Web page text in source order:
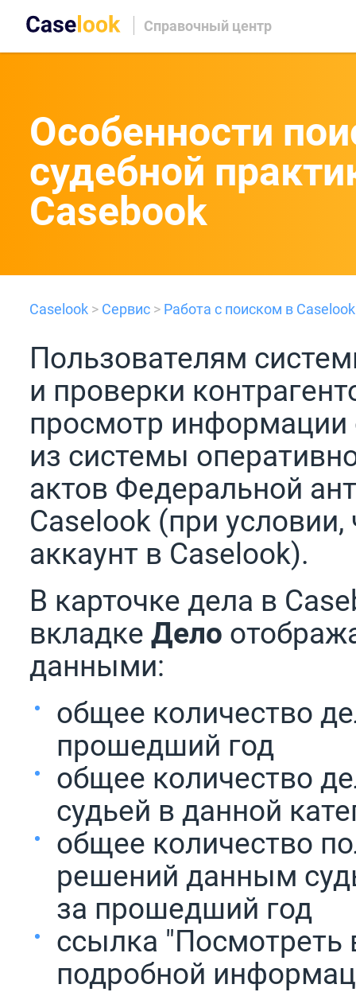
Справочный центр
Особенности
судебной
Casebook
Caselook > Сервис > Работа с поиском в Caselook
Пользователям
и проверки
просмотр информации
из системы
актов Федеральной
Caselook (при условии,
аккаунт в Caselook).
В карточке дела в
вкладке Дело
данными:
общее количество
прошедший год
общее количество
судьей в данной
общее количество
решений данным
за прошедший год
ссылка "Посмотреть
подробной